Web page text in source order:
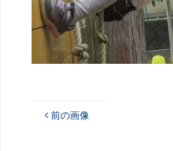
前の画像